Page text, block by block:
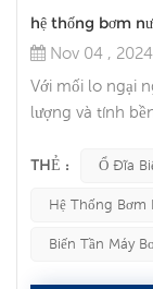
hệ thống bơm
Nov 04 , 2024
Với mối lo ngại
lượng và tính
bơm nước nông
VFD), giúp
và đảm bảo
THẺ : Ổ Đĩa
Hệ Thống Bơm
Biến Tần Máy